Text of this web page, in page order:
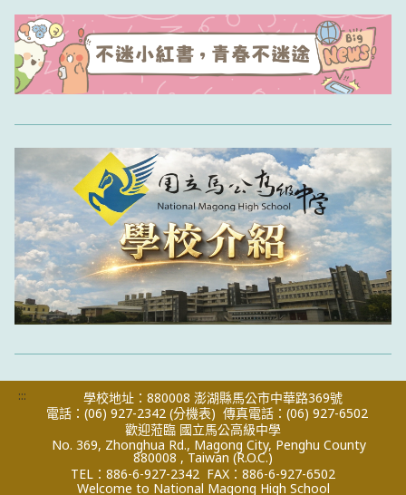
:::
學校地址：880008 澎湖縣馬公市中華路369號
電話：(06) 927-2342 (分機表) 傳真電話：(06) 927-6502
歡迎蒞臨 國立馬公高級中學
No. 369, Zhonghua Rd., Magong City, Penghu County
880008 , Taiwan (R.O.C.)
TEL：886-6-927-2342 FAX：886-6-927-6502
Welcome to National Magong High School